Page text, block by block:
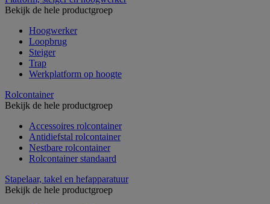
Bekijk de hele productgroep
Hoogwerker
Loopbrug
Steiger
Trap
Werkplatform op hoogte
Rolcontainer
Bekijk de hele productgroep
Accessoires rolcontainer
Antidiefstal rolcontainer
Nestbare rolcontainer
Rolcontainer standaard
Stapelaar, takel en hefapparatuur
Bekijk de hele productgroep